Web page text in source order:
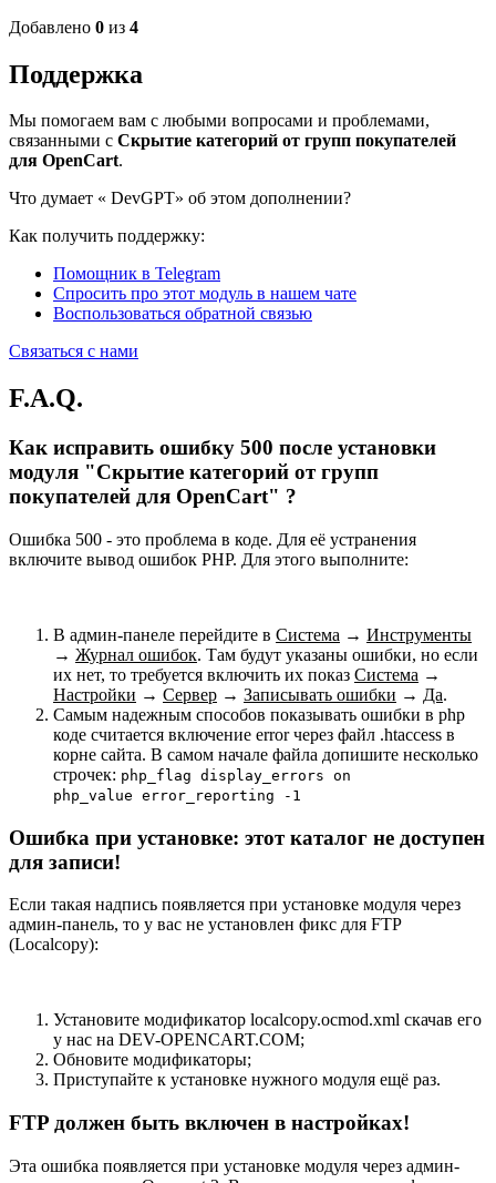
Добавлено 0 из 4
Поддержка
Мы помогаем вам с любыми вопросами и проблемами,
связанными с Скрытие категорий от групп покупателей
для OpenCart.
Что думает « DevGPT» об этом дополнении?
Как получить поддержку:
Помощник в Telegram
Спросить про этот модуль в нашем чате
Воспользоваться обратной связью
Связаться с нами
F.A.Q.
Как исправить ошибку 500 после установки
модуля "Скрытие категорий от групп
покупателей для OpenCart" ?
Ошибка 500 - это проблема в коде. Для её устранения
включите вывод ошибок PHP. Для этого выполните:
В админ-панеле перейдите в Система → Инструменты
→ Журнал ошибок. Там будут указаны ошибки, но если
их нет, то требуется включить их показ Система →
Настройки → Сервер → Записывать ошибки → Да.
Самым надежным способов показывать ошибки в php
коде считается включение error через файл .htaccess в
корне сайта. В самом начале файла допишите несколько
строчек: php_flag display_errors on
php_value error_reporting -1
Ошибка при установке: этот каталог не доступен
для записи!
Если такая надпись появляется при установке модуля через
админ-панель, то у вас не установлен фикс для FTP
(Localcopy):
Установите модификатор localcopy.ocmod.xml скачав его
у нас на DEV-OPENCART.COM;
Обновите модификаторы;
Приступайте к установке нужного модуля ещё раз.
FTP должен быть включен в настройках!
Эта ошибка появляется при установке модуля через админ-